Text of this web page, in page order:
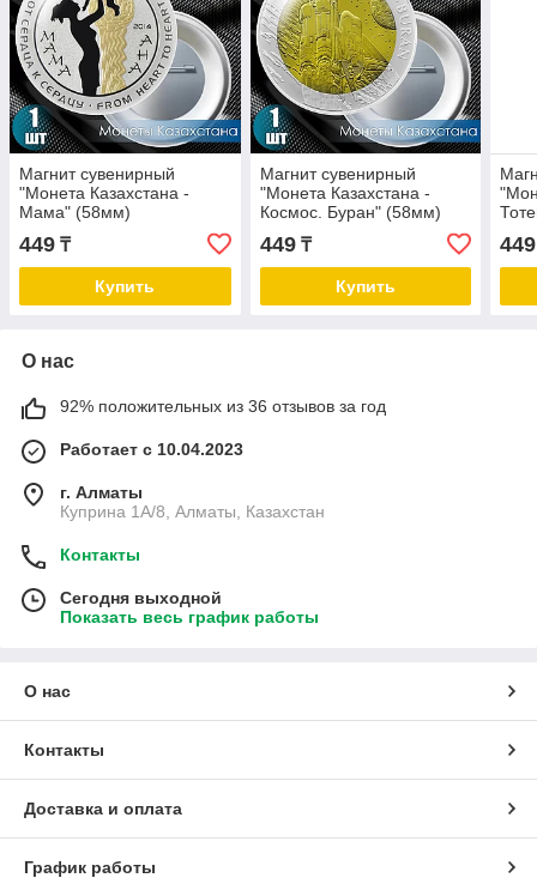
Магнит сувенирный
"Монета Казахстана -
Мама" (58мм)
449 ₸
Купить
Магнит сувенирный
"Монета Казахстана -
Космос. Буран" (58мм)
449₸
Купить
449
О нас
92% положительных из 36 отзывов за год
Работает с 10.04.2023
г. Алматы
Куприна 1A/8, Алматы, Казахстан
Контакты
Сегодня выходной
Показать весь график работы
О нас
Контакты
Доставка и оплата
График работы